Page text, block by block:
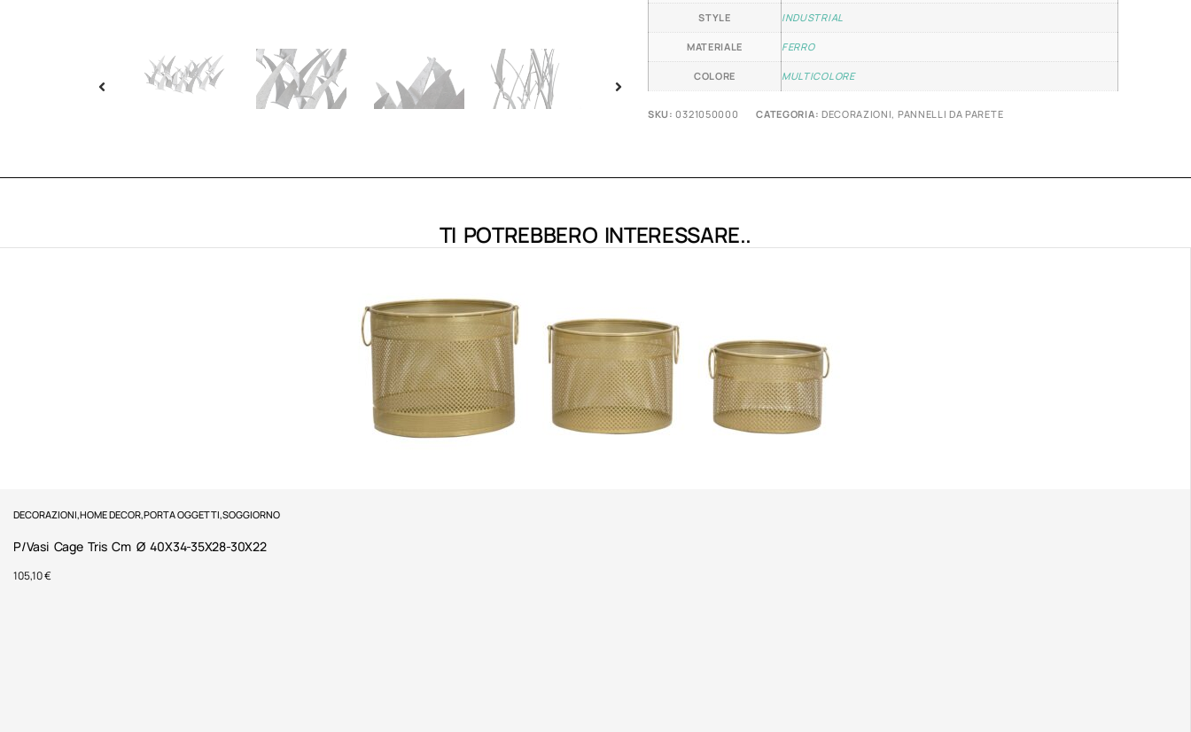
STYLE INDUSTRIAL
MATERIALE FERRO
COLORE MULTICOLORE
SKU:0321050000 CATEGORIA: DECORAZIONI PANNELLI DA PARETE
TI POTREBBERO INTERESSARE..
DECORAZIONI,HOME DECOR,PORTA OGGETTI,SOGGIORNO
P/Vasi Cage Tris Cm Ø 40X34-35X28-30X22
105,10€